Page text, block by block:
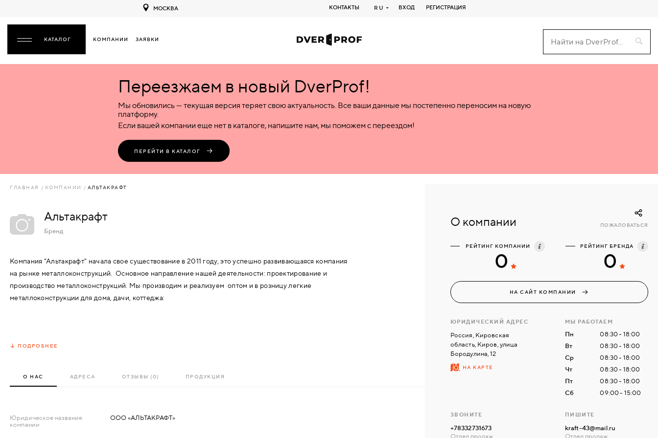
МОСКВА КОНТАКТЫ RU ВХОД РЕГИСТРАЦИЯ
КОМПАНИИ ЗАЯВКИ
НАЗАД
ПЛАСТИКОВЫЕ
КОМБИНИРОВАННЫЕ
ДЕРЕВЯННЫЕ
СТЕКЛЯННЫЕ
КОМБИНИРОВАННЫЕ
МЕТАЛЛИЧЕСКИЕ
АКСЕССУАРЫ
КОМПЛЕКТУЮЩИЕ
СКУД И "УМНЫЙ
ДОМ"
Межкомнатные
Деревянные
Пластиковые
Комбинированные
Входные
Металлические
Пластиковые
Стеклянные
Комбинированные
Специализированные
Металлические
Пластиковые
Стеклянные
Комбинированные
Переезжаем в новый DverProf!
Мы обновились — текущая версия теряет свою актуальность. Все ваши данные мы постепенно переносим на новую
платформу.
Если вашей компании еще нет в каталоге, напишите нам, мы поможем с переездом!
ПЕРЕЙТИ В КАТАЛОГ
ГЛАВНАЯ КОМПАНИИ АЛЬТАКРАФТ
Альтакрафт
Бренд
Компания "Альтакрафт" начала свое существование в 2011 году, это успешно развивающаяся компания
на рынке металлоконструкций. Основное направление нашей деятельности: проектирование и
производство металлоконструкций. Мы производим и реализуем оптом и в розницу легкие
металлоконструкции для дома, дачи, коттеджа:
металлические двери
металлические ворота и калитки,
садовые беседки.
ПОДРОБНЕЕ
О НАС АДРЕСА ОТЗЫВЫ (0) ПРОДУКЦИЯ
Юридическое название
компании
ООО «АЛЬТАКРАФТ»
О компании ПОЖАЛОВАТЬСЯ
РЕЙТИНГ КОМПАНИИ
0
РЕЙТИНГ БРЕНДА
0
НА САЙТ КОМПАНИИ
ЮРИДИЧЕСКИЙ АДРЕС
Россия, Кировская
область, Киров, улица
Бородулина, 12
НА КАРТЕ
МЫ РАБОТАЕМ
Пн
08:30 - 18:00
Вт
08:30 - 18:00
Ср
08:30 - 18:00
Чт
08:30 - 18:00
Пт
08:30 - 18:00
Сб
09:00 - 15:00
ЗВОНИТЕ
+78332731673
Отдел продаж
ПИШИТЕ
kraft-43@mail.ru
Отдел продаж